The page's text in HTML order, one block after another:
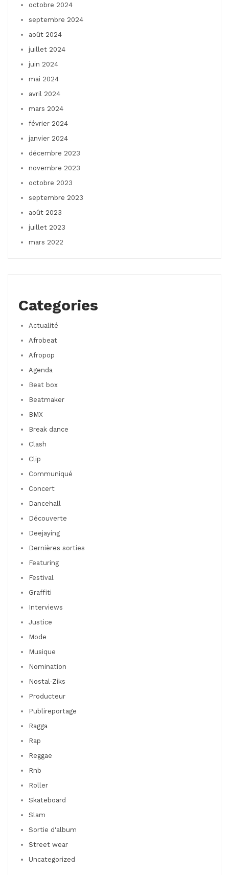
octobre 2024
septembre 2024
août 2024
juillet 2024
juin 2024
mai 2024
avril 2024
mars 2024
février 2024
janvier 2024
décembre 2023
novembre 2023
octobre 2023
septembre 2023
août 2023
juillet 2023
mars 2022
Categories
Actualité
Afrobeat
Afropop
Agenda
Beat box
Beatmaker
BMX
Break dance
Clash
Clip
Communiqué
Concert
Dancehall
Découverte
Deejaying
Dernières sorties
Featuring
Festival
Graffiti
Interviews
Justice
Mode
Musique
Nomination
Nostal-Ziks
Producteur
Publireportage
Ragga
Rap
Reggae
Rnb
Roller
Skateboard
Slam
Sortie d'album
Street wear
Uncategorized